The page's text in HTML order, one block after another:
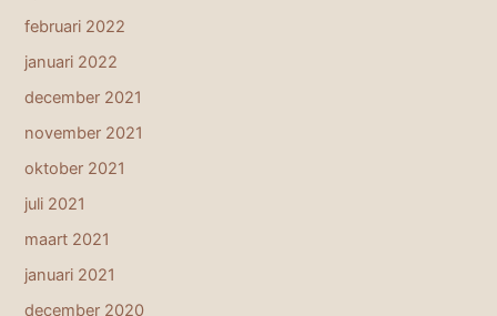
februari 2022
januari 2022
december 2021
november 2021
oktober 2021
juli 2021
maart 2021
januari 2021
december 2020